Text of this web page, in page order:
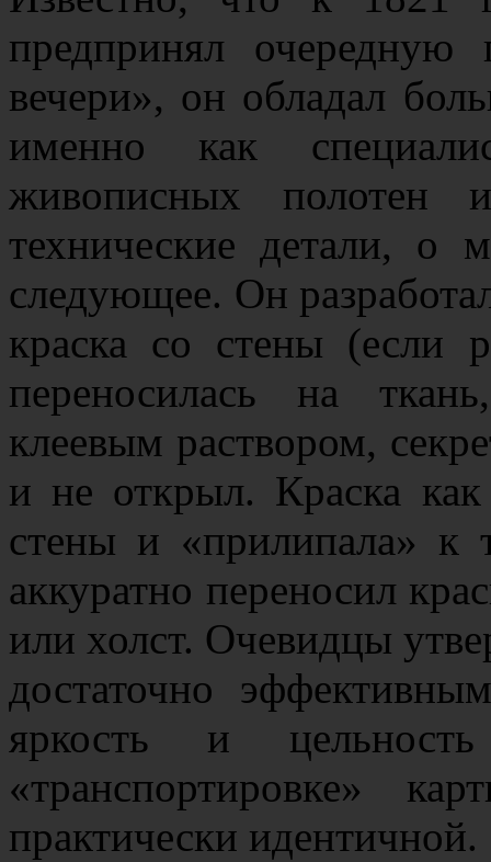
предпринял очередную
вечери», он обладал
именно как
живописных полотен
технические детали, о
следующее. Он
краска со стены (если
переносилась на
клеевым раствором,
и не открыл. Краска как
стены и «прилипала» к
аккуратно переносил
или холст. Очевидцы
достаточно
яркость и
«транспортировке»
практически идентичной.